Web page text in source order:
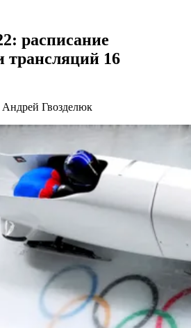
расписание
трансляций 16
Андрей Гвозделюк